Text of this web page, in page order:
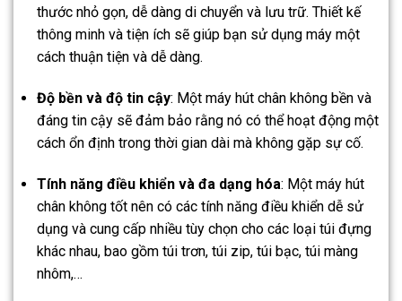
thước nhỏ gọn, dễ dàng di chuyển và lưu trữ. Thiết kế
thông minh và tiện ích sẽ giúp bạn sử dụng máy một
cách thuận tiện và dễ dàng.
Độ bền và độ tin cậy: Một máy hút chân không bền và
đáng tin cậy sẽ đảm bảo rằng nó có thể hoạt động một
cách ổn định trong thời gian dài mà không gặp sự cố.
Tính năng điều khiển và đa dạng hóa: Một máy hút
chân không tốt nên có các tính năng điều khiển dễ sử
dụng và cung cấp nhiều tùy chọn cho các loại túi đựng
khác nhau, bao gồm túi trơn, túi zip, túi bạc, túi màng
nhôm,…